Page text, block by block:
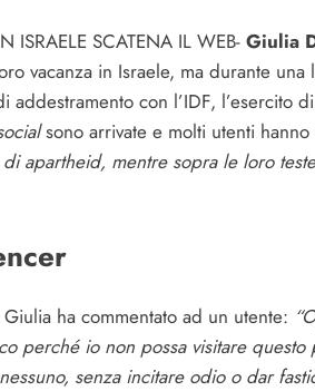
ISRAELE SCATENA IL WEB- Giulia
vacanza in Israele, ma durante
con l’IDF, l’esercito
sono arrivate e molti utenti
apartheid, mentre sopra le loro
ha commentato ad un utente:
perché io non possa visitare
senza incitare odio o dar